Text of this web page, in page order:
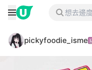
pickyfoodie_isme